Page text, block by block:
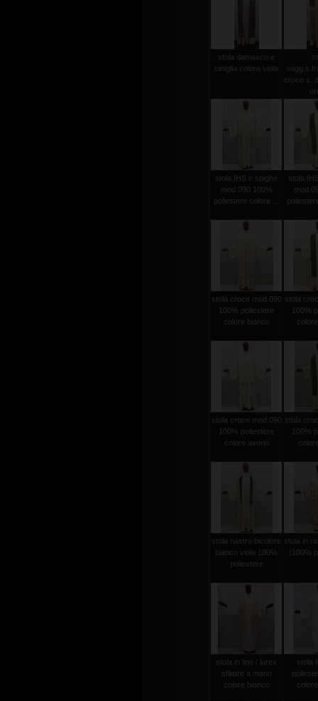
stola damasco e
ciniglia colore viola
croce s.
stola IHS e spighe
mod.090 100%
poliestere colore ...
stola
stola croce mod.090
100% poliestere
colore bianco
stola
100%
stola croce mod.090
100% poliestere
colore avorio
stola
100%
stola nastro bicolore
bianco viola 100%
poliestere
stola in
(100%
stola in lino / lurex
sfilatre a mano
colore bianco
stola